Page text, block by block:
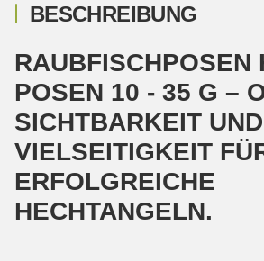
BESCHREIBUNG
RAUBFISCHPOSEN
POSEN 10 - 35 G –
SICHTBARKEIT UND
VIELSEITIGKEIT
ERFOLGREICHE
HECHTANGELN.